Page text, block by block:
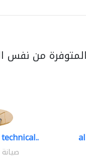
من نفس